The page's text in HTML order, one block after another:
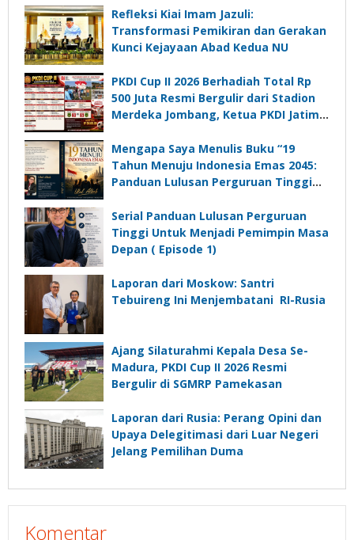
Refleksi Kiai Imam Jazuli:
Transformasi Pemikiran dan Gerakan
Kunci Kejayaan Abad Kedua NU
PKDI Cup II 2026 Berhadiah Total Rp
500 Juta Resmi Bergulir dari Stadion
Merdeka Jombang, Ketua PKDI Jatim:
Komunikasi Kades untuk Memajukan
Desa
Mengapa Saya Menulis Buku “19
Tahun Menuju Indonesia Emas 2045:
Panduan Lulusan Perguruan Tinggi
Depan”?
Serial Panduan Lulusan Perguruan
Tinggi Untuk Menjadi Pemimpin Masa
Depan ( Episode 1)
Laporan dari Moskow: Santri
Tebuireng Ini Menjembatani RI-Rusia
Ajang Silaturahmi Kepala Desa Se-
Madura, PKDI Cup II 2026 Resmi
Bergulir di SGMRP Pamekasan
Laporan dari Rusia: Perang Opini dan
Upaya Delegitimasi dari Luar Negeri
Jelang Pemilihan Duma
Komentar